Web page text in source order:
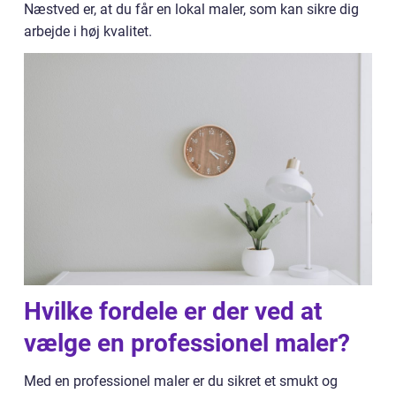
Næstved er, at du får en lokal maler, som kan sikre dig
arbejde i høj kvalitet.
Hvilke fordele er der ved at
vælge en professionel maler?
Med en professionel maler er du sikret et smukt og